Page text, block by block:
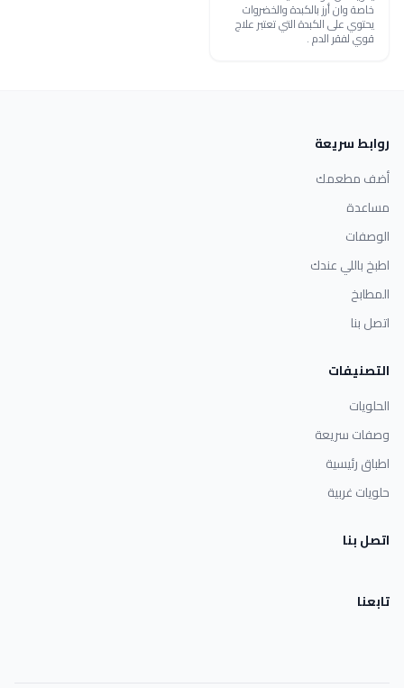
خاصة وان أرز بالكبدة والخضروات
يحتوي على الكبدة التي تعتبر علاج
قوي لفقر الدم .
روابط سريعة
أضف مطعمك
مساعدة
الوصفات
اطبخ باللي عندك
المطابخ
اتصل بنا
التصنيفات
الحلويات
وصفات سريعة
اطباق رئيسية
حلويات غربية
اتصل بنا
تابعنا